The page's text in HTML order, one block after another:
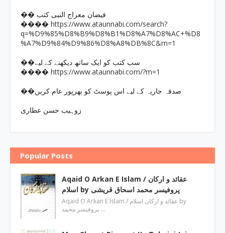
�� فیضان معراج النبی کتب
���� https://www.ataunnabi.com/search?
q=%D9%85%D8%B9%D8%B1%D8%A7%D8%AC+%D8
%A7%D9%84%D9%86%D8%A8%DB%8C&m=1
��سب کتب کو ایک ساتھ دیکھنے کے لیے
���� https://www.ataunnabi.com/?m=1
��صدقہ جاریہ کے لیے اس پوسٹ کو بھرپور عام کریں
زوہیب حسن عطاری
Popular Posts
Aqaid O Arkan E Islam / عقائد و ارکان
اسلام by پروفیسر محمد اسحاق قریشی
Aqaid O Arkan E Islam / عقائد و ارکان اسلام by
پروفیسر محمد …